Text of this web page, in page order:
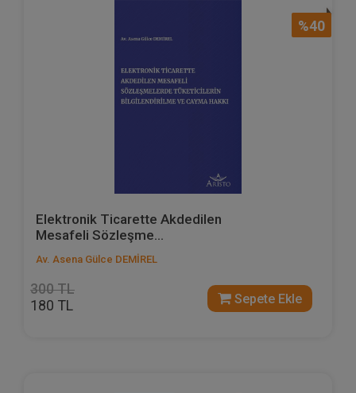
%40
Elektronik Ticarette Akdedilen
Mesafeli Sözleşme...
Av. Asena Gülce DEMİREL
300 TL
180 TL Sepete Ekle